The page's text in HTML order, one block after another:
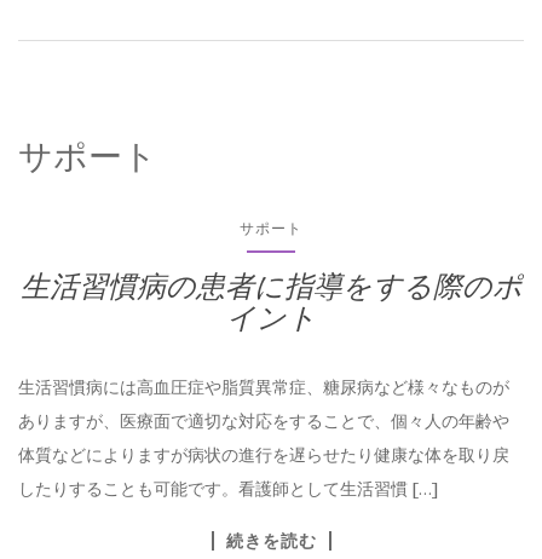
サポート
サポート
生活習慣病の患者に指導をする際のポ
イント
生活習慣病には高血圧症や脂質異常症、糖尿病など様々なものが
ありますが、医療面で適切な対応をすることで、個々人の年齢や
体質などによりますが病状の進行を遅らせたり健康な体を取り戻
したりすることも可能です。看護師として生活習慣 […]
続きを読む